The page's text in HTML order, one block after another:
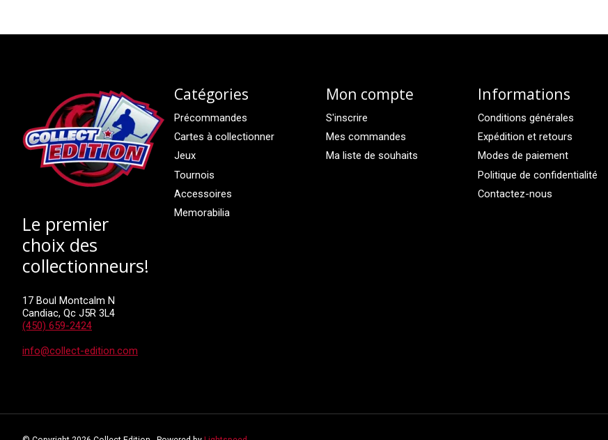
Le premier
choix des
collectionneurs!
17 Boul Montcalm N
Candiac, Qc J5R 3L4
(450) 659-2424
info@collect-edition.com
Catégories
Précommandes
Cartes à collectionner
Jeux
Tournois
Accessoires
Memorabilia
Mon compte
S'inscrire
Mes commandes
Ma liste de souhaits
Informations
Conditions générales
Expédition et retours
Modes de paiement
Politique de confidentialité
Contactez-nous